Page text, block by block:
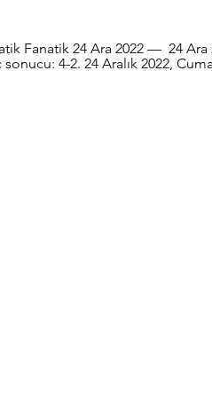
Fanatik 24 Ara 2022 —  24
sonucu: 4-2. 24 Aralık 2022,